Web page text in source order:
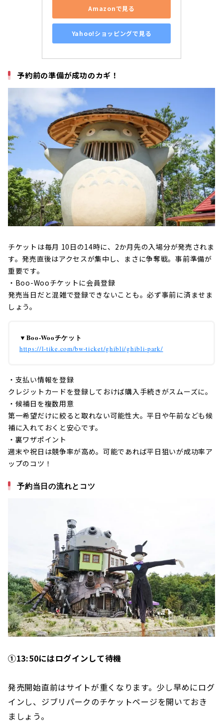
Amazonで見る
Yahoo!ショッピングで見る
予約前の準備が成功のカギ！
チケットは毎月 10日の14時に、2か月先の入場分が発売されま
す。発売直後はアクセスが集中し、まさに争奪戦。事前準備が
重要です。
・Boo-Wooチケットに会員登録
発売当日だと混雑で登録できないことも。必ず事前に済ませま
しょう。
▼Boo-Wooチケット
https://l-tike.com/bw-ticket/ghibli/ghibli-park/
・支払い情報を登録
クレジットカードを登録しておけば購入手続きがスムーズに。
・候補日を複数用意
第一希望だけに絞ると取れない可能性大。平日や午前なども候
補に入れておくと安心です。
・裏ワザポイント
週末や祝日は競争率が高め。可能であれば平日狙いが成功率ア
ップのコツ！
予約当日の流れとコツ
①13:50にはログインして待機
発売開始直前はサイトが重くなります。少し早めにログ
インし、ジブリパークのチケットページを開いておき
ましょう。